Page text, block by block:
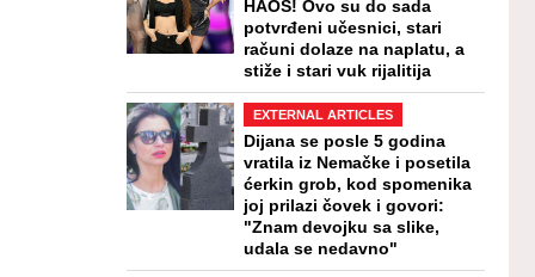
HAOS! Ovo su do sada
potvrđeni učesnici, stari
računi dolaze na naplatu, a
stiže i stari vuk rijalitija
EXTERNAL ARTICLES
Dijana se posle 5 godina
vratila iz Nemačke i posetila
ćerkin grob, kod spomenika
joj prilazi čovek i govori:
"Znam devojku sa slike,
udala se nedavno"